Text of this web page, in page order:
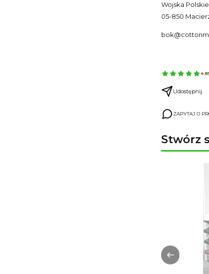
Wojska
05-850
Udostępnij
ZAPYTAJ O
Stwórz